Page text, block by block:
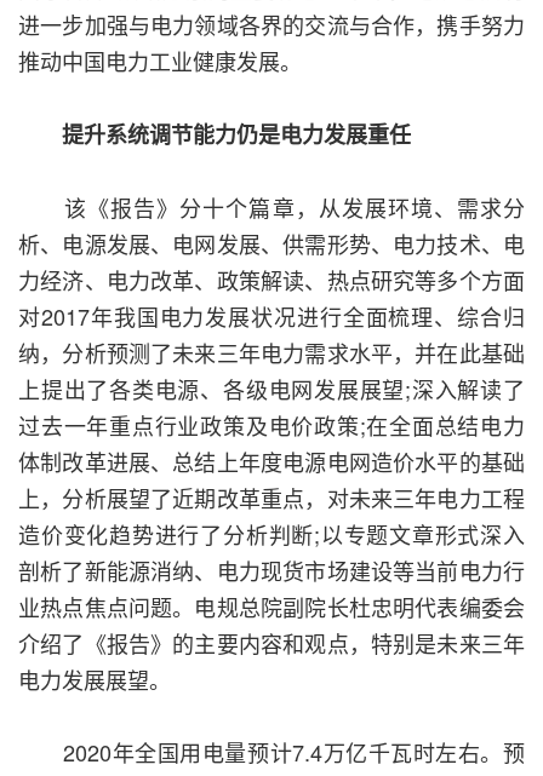
进一步加强与电力领域各界的交流与合作，携手努力
推动中国电力工业健康发展。
提升系统调节能力仍是电力发展重任
该《报告》分十个篇章，从发展环境、需求分
析、电源发展、电网发展、供需形势、电力技术、电
力经济、电力改革、政策解读、热点研究等多个方面
对2017年我国电力发展状况进行全面梳理、综合归
纳，分析预测了未来三年电力需求水平，并在此基础
上提出了各类电源、各级电网发展展望;深入解读了
过去一年重点行业政策及电价政策;在全面总结电力
体制改革进展、总结上年度电源电网造价水平的基础
上，分析展望了近期改革重点，对未来三年电力工程
造价变化趋势进行了分析判断;以专题文章形式深入
剖析了新能源消纳、电力现货市场建设等当前电力行
业热点焦点问题。电规总院副院长杜忠明代表编委会
介绍了《报告》的主要内容和观点，特别是未来三年
电力发展展望。
2020年全国用电量预计7.4万亿千瓦时左右。预